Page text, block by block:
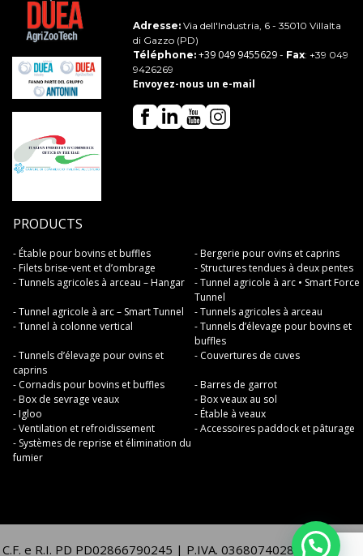
Adresse: Via dell'Industria, 6 - 35010 Villalta
di Gazzo (PD)
Téléphone: +39 049 9455629 - Fax: +39 049
9426269
Envoyez-nous un e-mail
PRODUCTS
- Étable pour bovins et buffles
- Bergerie pour ovins et caprins
- Filets brise-vent et d’ombrage
- Structures tendues à deux pentes
- Tunnels agricoles à arceau – Hangar
- Tunnel agricole à arc • Smart Force
Tunnel
- Tunnel agricole à arc – Smart Tunnel
- Tunnels agricoles à arceau
- Tunnel à colonne vertical
- Tunnels d’élevage pour bovins et
buffles
- Tunnels d’élevage pour ovins et
caprins
- Couvertures de cuves
- Cornadis pour bovins et buffles
- Barres de garrot
- Box de sevrage veaux
- Box veaux au sol
- Igloo
- Étable à veaux
- Ventilation et refroidissement
- Accessoires paddock et pâturage
- Systèmes de reprise et élimination du
fumier
C.F. e R.I. PD PD02866790245 | P.IVA. 03680740283 | REA. PD